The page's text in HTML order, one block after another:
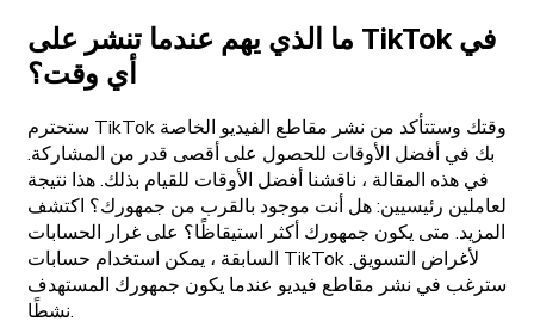
ما الذي يهم عندما تنشر على TikTok في
أي وقت؟
ستحترم TikTok وقتك وستتأكد من نشر مقاطع الفيديو الخاصة
بك في أفضل الأوقات للحصول على أقصى قدر من المشاركة.
في هذه المقالة ، ناقشنا أفضل الأوقات للقيام بذلك. هذا نتيجة
لعاملين رئيسيين: هل أنت موجود بالقرب من جمهورك؟ اكتشف
المزيد. متى يكون جمهورك أكثر استيقاظًا؟ على غرار الحسابات
السابقة ، يمكن استخدام حسابات TikTok لأغراض التسويق.
سترغب في نشر مقاطع فيديو عندما يكون جمهورك المستهدف
نشطًا.